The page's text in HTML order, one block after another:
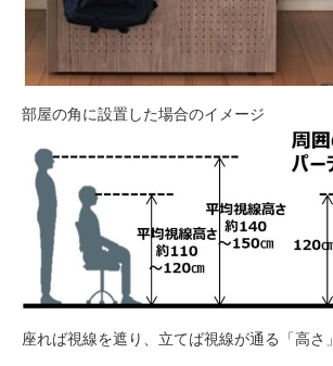
部屋の角に設置した場合のイメージ
座れば視線を遮り、立てば視線が通る「高さ」